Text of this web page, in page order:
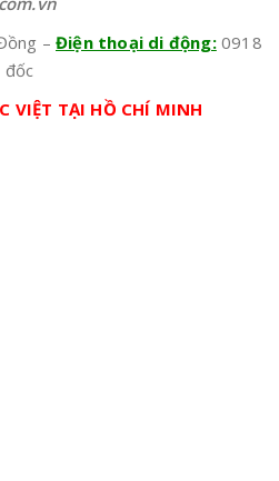
–Điện thoại di động:0918
đốc
VIỆT TẠI HỒ CHÍ MINH